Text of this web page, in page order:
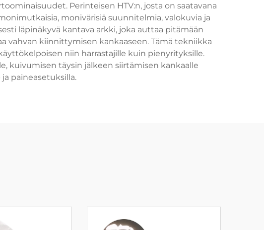
Perinteisen HTV:n, josta on saatavana
monivärisiä suunnitelmia, valokuvia ja
läpinäkyvä kantava arkki, joka auttaa pitämään
vahvan kiinnittymisen kankaaseen. Tämä tekniikka
niin harrastajille kuin pienyrityksille.
kuivumisen täysin jälkeen siirtämisen kankaalle
paineasetuksilla.